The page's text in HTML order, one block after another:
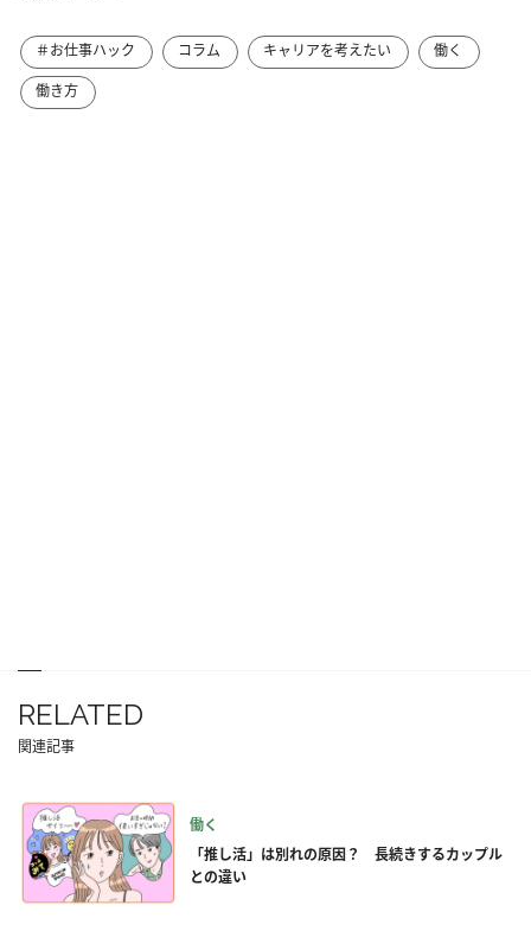
＃お仕事ハック コラム キャリアを考えたい
働く
働き方
RELATED
関連記事
働く
「推し活」は別れの原因？ 長続きするカップル
との違い